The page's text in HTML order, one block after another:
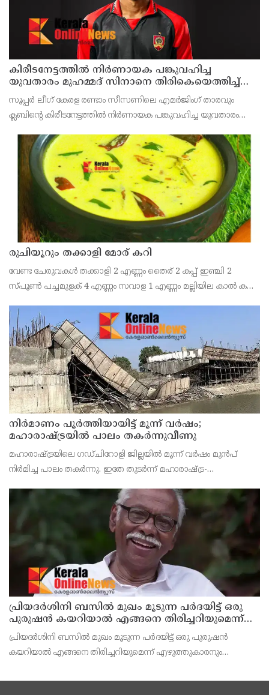
കിരീടനേട്ടത്തില്‍ നിര്‍ണായക പങ്കുവഹിച്ച
യുവതാരം മുഹമ്മദ് സിനാനെ തിരികെയെത്തിച്ച്
കണ്ണൂര്‍ വാരിയേഴ്സ് എഫ്സി
സൂപ്പര്‍ ലീഗ് കേരള രണ്ടാം സീസണിലെ എമര്‍ജിംഗ് താരവും
ക്ലബിന്റെ കിരീടനേട്ടത്തില്‍ നിര്‍ണായക പങ്കുവഹിച്ച യുവതാരം
എഫ്സി. സൂപ്പര്‍ ലീഗ് കിരീട നേട്ടത്തി
രുചിയൂറും തക്കാളി മോര് കറി
വേണ്ട ചേരുവകൾ തക്കാളി 2 എണ്ണം തൈര് 2 കപ്പ് ഇഞ്ചി 2
സ്പൂൺ പച്ചമുളക് 4 എണ്ണം സവാള 1 എണ്ണം മല്ലിയില കാൽ കപ്പ്
കറിവേപ്പില 2 തണ്ട് തയ്യാറാക്കുന്ന വിധം തക്കാ
നിർമാണം പൂർത്തിയായിട്ട് മൂന്ന് വർഷം;
മഹാരാഷ്ട്രയിൽ പാലം തകർന്നുവീണു
മഹാരാഷ്ട്രയിലെ ഗഡ്ചിറോളി ജില്ലയിൽ മൂന്ന് വർഷം മുൻപ്
നിർമിച്ച പാലം തകർന്നു. ഇതേ തുടർന്ന് മഹാരാഷ്ട്ര-
ഗതാഗതം നിലച്ചു. ബന്ദിയ നദിക്ക് കുറുകെ നിർമിച്ച 10
പ്രിയദർശിനി ബസിൽ മുഖം മൂടുന്ന പർദയിട്ട് ഒരു
പുരുഷൻ കയറിയാൽ എങ്ങനെ തിരിച്ചറിയുമെന്ന്
എംഎൻ കാരശ്ശേരി
പ്രിയദർശിനി ബസിൽ മുഖം മൂടുന്ന പർദയിട്ട് ഒരു പുരുഷൻ
കയറിയാൽ എങ്ങനെ തിരിച്ചറിയുമെന്ന് എഴുത്തുകാരനും
പർദയായ നിഖാബ് എന്തുകൊണ്ടാണ് വലിയൊരു നിയമപ്രശ്നമാ